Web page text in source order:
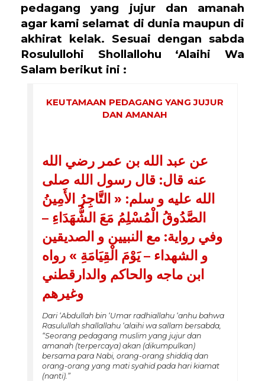
pedagang yang jujur dan amanah
agar kami selamat di dunia maupun di
akhirat kelak. Sesuai dengan sabda
Rosulullohi Shollallohu ‘Alaihi Wa
Salam berikut ini :
KEUTAMAAN PEDAGANG YANG JUJUR
DAN AMANAH
عن عبد الله بن عمر رضي الله
عنه قال: قال رسول الله صلى
الله عليه و سلم: « التَّاجِرُ الأَمِينُ
الصَّدُوقُ الْمُسْلِمُ مَعَ الشُّهَدَاءِ –
وفي رواية: مع النبيين و الصديقين
و الشهداء – يَوْمَ الْقِيَامَةِ » رواه
ابن ماجه والحاكم والدارقطني
وغيرهم
Dari ‘Abdullah bin ‘Umar radhiallahu ‘anhu bahwa
Rasulullah shallallahu ‘alaihi wa sallam bersabda,
“Seorang pedagang muslim yang jujur dan
amanah (terpercaya) akan (dikumpulkan)
bersama para Nabi, orang-orang shiddiq dan
orang-orang yang mati syahid pada hari kiamat
(nanti).”